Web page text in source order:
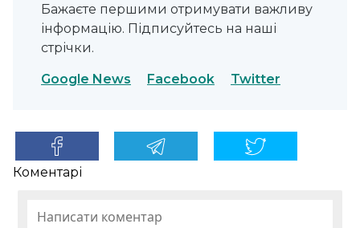
Бажаєте першими отримувати важливу
інформацію. Підписуйтесь на наші
стрічки.
Google News Facebook Twitter
Коментарі